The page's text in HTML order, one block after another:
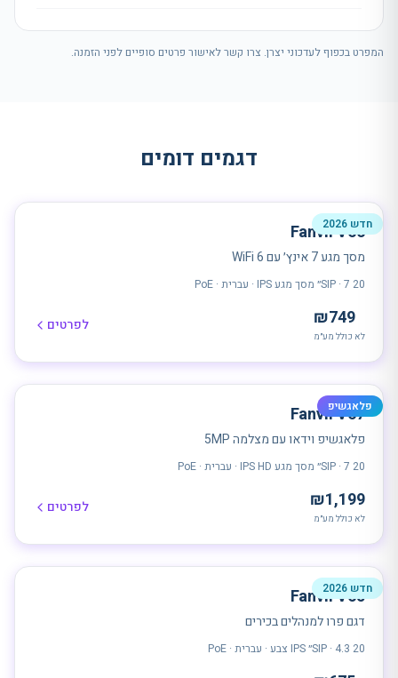
המפרט בכפוף לעדכוני יצרן. צרו קשר לאישור פרטים סופיים לפני הזמנה.
דגמים דומים
חדש 2026
Fanvil V66
מסך מגע 7 אינץ׳ עם WiFi 6
20 SIP · 7״ מסך מגע IPS · עברית · PoE
₪749
לא כולל מע״מ
לפרטים
פלאגשיפ
Fanvil V67
פלאגשיפ וידאו עם מצלמה 5MP
20 SIP · 7״ מסך מגע IPS HD · עברית · PoE
₪1,199
לא כולל מע״מ
לפרטים
חדש 2026
Fanvil V65
דגם פרו למנהלים בכירים
20 SIP · 4.3״ IPS צבע · עברית · PoE